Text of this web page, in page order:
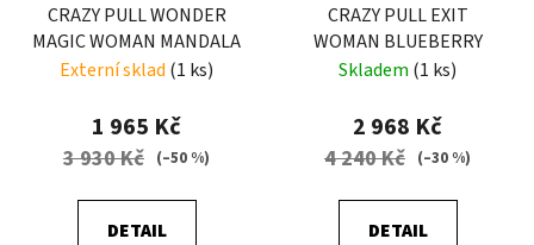
CRAZY PULL WONDER
MAGIC WOMAN MANDALA
Externí sklad (1 ks)
1 965 Kč
3 930 Kč (–50 %)
DETAIL
CRAZY PULL EXIT
WOMAN BLUEBERRY
Skladem (1 ks)
2 968 Kč
4 240 Kč (–30 %)
DETAIL